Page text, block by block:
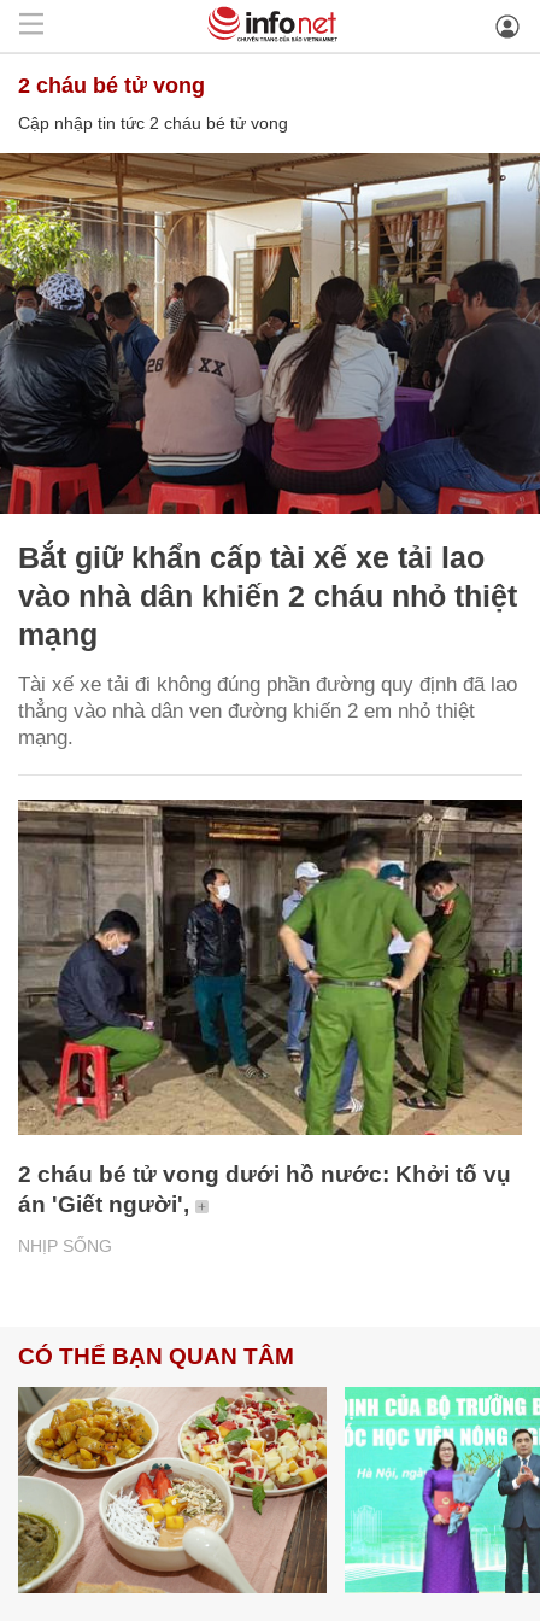
2 cháu bé tử vong
Cập nhập tin tức 2 cháu bé tử vong
Bắt giữ khẩn cấp tài xế xe tải lao
vào nhà dân khiến 2 cháu nhỏ thiệt
mạng
Tài xế xe tải đi không đúng phần đường quy định đã lao
thẳng vào nhà dân ven đường khiến 2 em nhỏ thiệt
mạng.
NHỊP SỐNG
2 cháu bé tử vong dưới hồ nước: Khởi tố vụ
án 'Giết người',
CÓ THỂ BẠN QUAN TÂM